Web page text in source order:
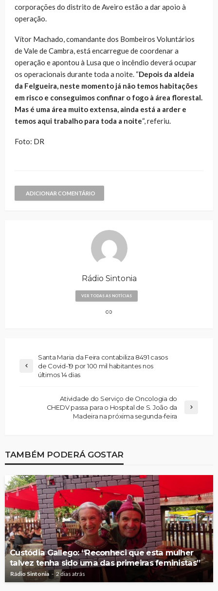
corporações do distrito de Aveiro estão a dar apoio à
operação.
Vítor Machado, comandante dos Bombeiros Voluntários
de Vale de Cambra, está encarregue de coordenar a
operação e apontou à Lusa que o incêndio deverá ocupar
os operacionais durante toda a noite. “Depois da aldeia
da Felgueira, neste momento já não temos habitações
em risco e conseguimos confinar o fogo à área florestal.
Mas é uma área muito extensa, ainda está a arder e
temos aqui trabalho para toda a noite“, referiu.
Foto: DR
ADICIONAR COMENTÁRIO
Rádio Sintonia
VER TODAS AS NOTÍCIAS
Santa Maria da Feira contabiliza 8491 casos
de Covid-19 por 100 mil habitantes nos
últimos 14 dias
Atividade do Serviço de Oncologia do
CHEDV passa para o Hospital de S. João da
Madeira na próxima segunda-feira
TAMBÉM PODERÁ GOSTAR
Custódia Gallego: “Reconheci que esta mulher
talvez tenha sido uma das primeiras feministas”
Rádio Sintonia 2 dias atrás